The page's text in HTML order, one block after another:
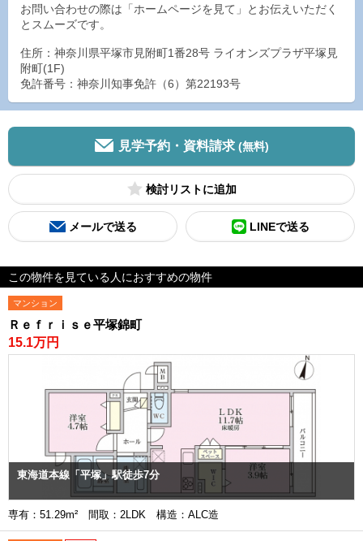
お問い合わせの際は「ホームページを見て」とお伝えいただく
とスムーズです。
住所：神奈川県平塚市見附町1番28号 ライオンズプラザ平塚見
附町(1F)
免許番号：神奈川知事免許（6）第22193号
見学予約・資料請求 (無料)
検討リスト
メールで送る LINEで送る
この物件を見ている人におすすめの物件
マンション
Ｒｅｆｒｉｓｅ平塚錦町
15.1万円
東海道本線「平塚」駅徒歩7分
専有：51.29m² 間取：2LDK 構造：ALC造